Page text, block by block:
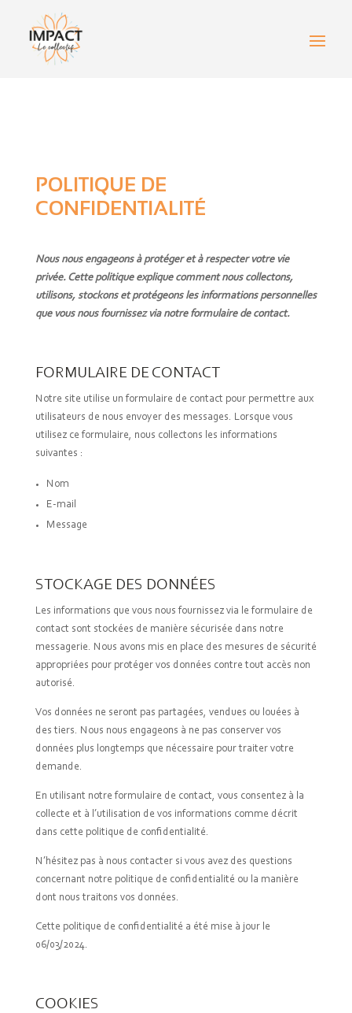
POLITIQUE DE
CONFIDENTIALITÉ
Nous nous engageons à protéger et à respecter votre vie
privée. Cette politique explique comment nous collectons,
utilisons, stockons et protégeons les informations personnelles
que vous nous fournissez via notre formulaire de contact.
FORMULAIRE DE CONTACT
Notre site utilise un formulaire de contact pour permettre aux
utilisateurs de nous envoyer des messages. Lorsque vous
utilisez ce formulaire, nous collectons les informations
suivantes :
Nom
E-mail
Message
STOCKAGE DES DONNÉES
Les informations que vous nous fournissez via le formulaire de
contact sont stockées de manière sécurisée dans notre
messagerie. Nous avons mis en place des mesures de sécurité
appropriées pour protéger vos données contre tout accès non
autorisé.
Vos données ne seront pas partagées, vendues ou louées à
des tiers. Nous nous engageons à ne pas conserver vos
données plus longtemps que nécessaire pour traiter votre
demande.
En utilisant notre formulaire de contact, vous consentez à la
collecte et à l’utilisation de vos informations comme décrit
dans cette politique de confidentialité.
N’hésitez pas à nous contacter si vous avez des questions
concernant notre politique de confidentialité ou la manière
dont nous traitons vos données.
Cette politique de confidentialité a été mise à jour le
06/03/2024.
COOKIES